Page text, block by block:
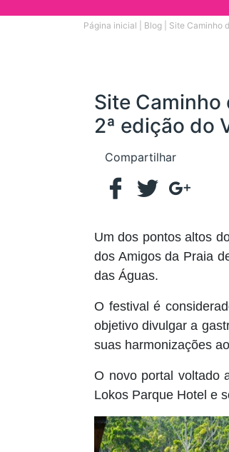
Página inicial Blog Site Caminho
Site Caminho
2ª edição do
Compartilhar
Um dos pontos altos
dos Amigos da Praia
das Águas.
O festival é
objetivo divulgar a
suas harmonizações
O novo portal voltado
Lokos Parque Hotel e